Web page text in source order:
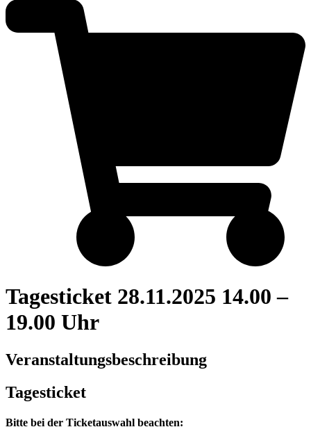
Tagesticket 28.11.2025 14.00 –
19.00 Uhr
Veranstaltungsbeschreibung
Tagesticket
Bitte bei der Ticketauswahl beachten: